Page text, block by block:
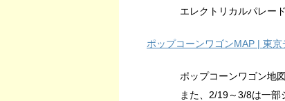
エレクトリカルパレー
ポップコーンワゴンMAP | 東京
ポップコーンワゴン地
また、2/19～3/8は一